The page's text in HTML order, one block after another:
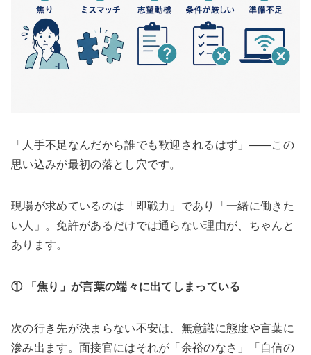
「人手不足なんだから誰でも歓迎されるはず」——この
思い込みが最初の落とし穴です。
現場が求めているのは「即戦力」であり「一緒に働きた
い人」。免許があるだけでは通らない理由が、ちゃんと
あります。
① 「焦り」が言葉の端々に出てしまっている
次の行き先が決まらない不安は、無意識に態度や言葉に
滲み出ます。面接官にはそれが「余裕のなさ」「自信の